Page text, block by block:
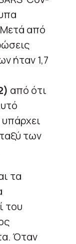
από
ήταν 1,7
από ότι
των
τα
του
Όταν